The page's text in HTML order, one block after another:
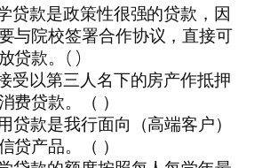
贷款是政策性很强的贷款，因
与院校签署合作协议，直接可
贷款。( )
受以第三人名下的房产作抵押
费贷款。（ ）
贷款是我行面向（高端客户）
贷产品。（ ）